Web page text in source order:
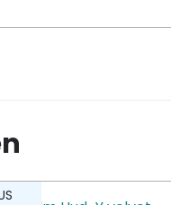
te plaatsen.